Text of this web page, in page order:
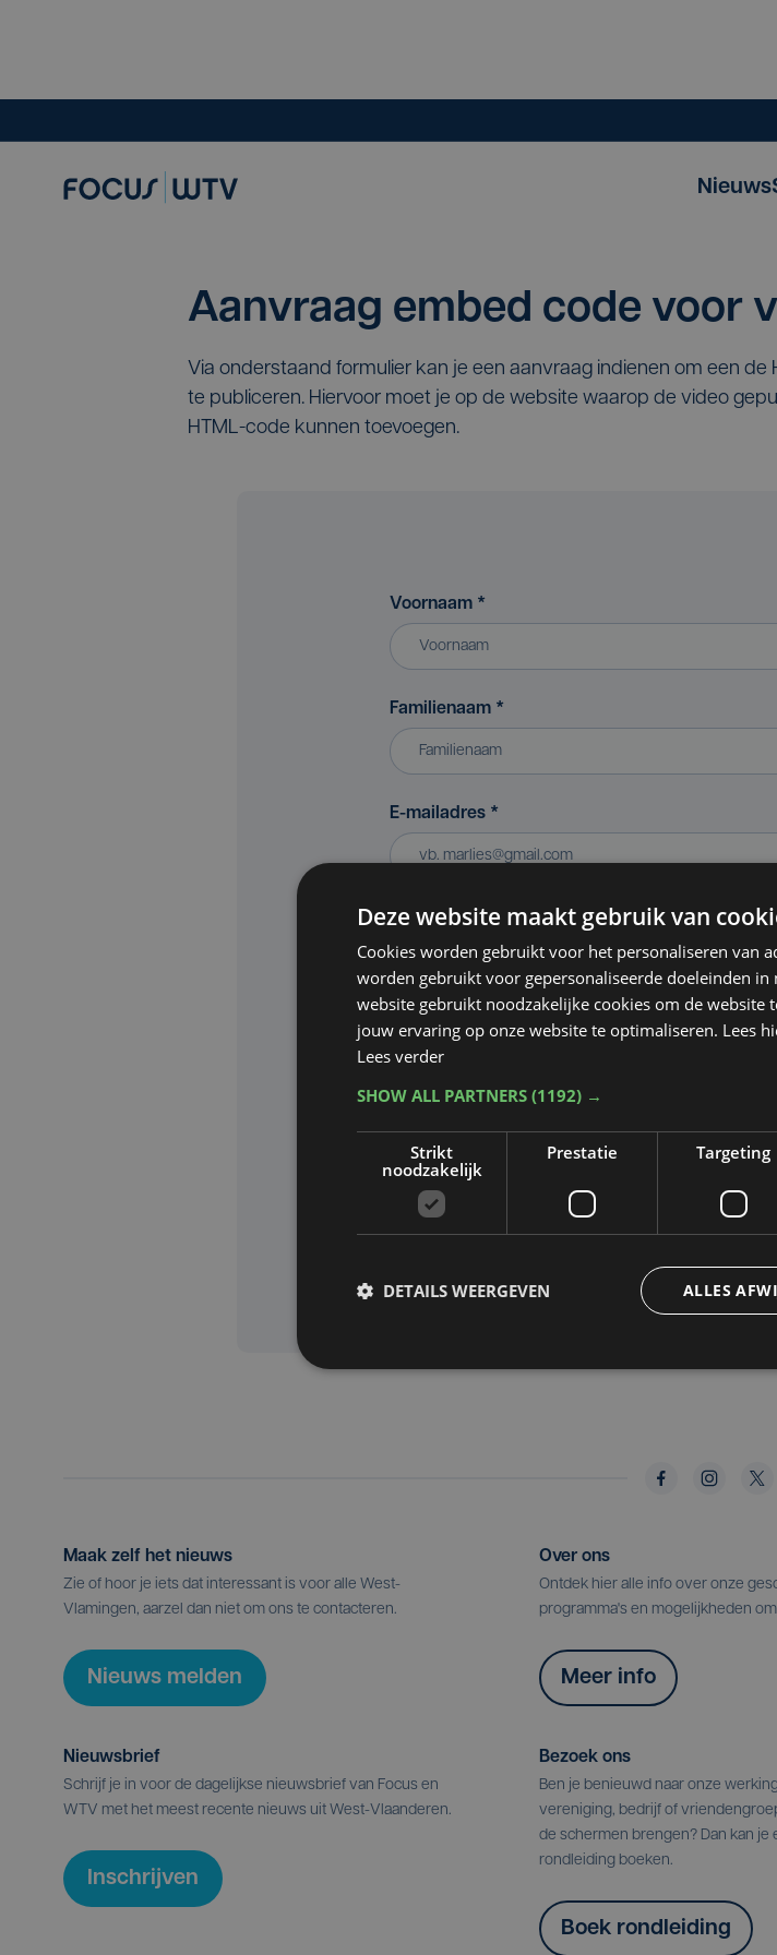
Nieuws
Aanvraag embed code voor
Via onderstaand formulier kan je een aanvraag indienen om een
te publiceren. Hiervoor moet je op de website waarop de video
HTML-code kunnen toevoegen.
Voornaam *
Familienaam *
E-mailadres *
Bedrijf of vereniging (indien van toepassing)
Website waarop de video gepubliceerd zal
Google zijn van toepassing.
Aanvragen
Maak zelf het nieuws
Zie of hoor je iets dat interessant is voor alle West-
Vlamingen, aarzel dan niet om ons te contacteren.
Nieuws melden
Over ons
Ontdek hier alle info over onze
programma's en mogelijkheden
Meer info
Nieuwsbrief
Schrijf je in voor de dagelijkse nieuwsbrief van Focus en
WTV met het meest recente nieuws uit West-Vlaanderen.
Inschrijven
Bezoek ons
Ben je benieuwd naar onze
vereniging, bedrijf of
de schermen brengen? Dan kan je
rondleiding boeken.
Boek rondleiding
Deze website maakt gebruik van
Cookies worden gebruikt voor het personaliseren van
worden gebruikt voor gepersonaliseerde doeleinden in
website gebruikt noodzakelijke cookies om de website
jouw ervaring op onze website te optimaliseren. Lees
Lees verder
SHOW ALL PARTNERS (1192) →
Strikt
noodzakelijk
Prestatie Targeting
ALLES
DETAILS WEERGEVEN